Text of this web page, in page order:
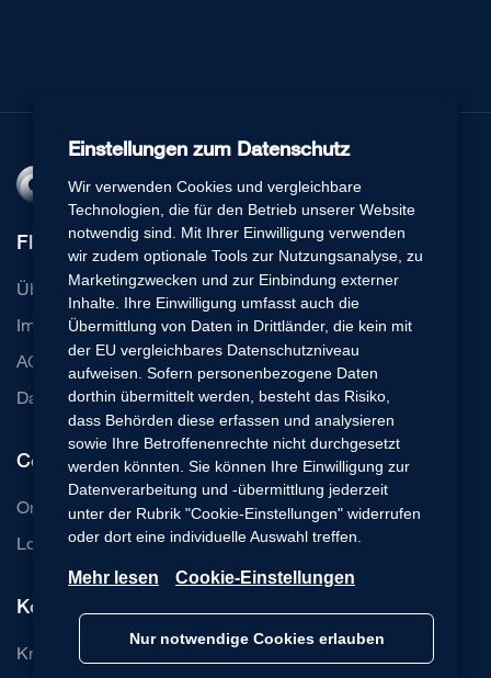
Flexperto
Über uns
Impressum
AGB
Datenschutz
Communication Cloud
Online Beratung Software
Login Basic-Edition
Kontakt
Knowledge Base
Einstellungen zum Datenschutz
Wir verwenden Cookies und vergleichbare
Technologien, die für den Betrieb unserer Website
notwendig sind. Mit Ihrer Einwilligung verwenden
wir zudem optionale Tools zur Nutzungsanalyse, zu
Marketingzwecken und zur Einbindung externer
Inhalte. Ihre Einwilligung umfasst auch die
Übermittlung von Daten in Drittländer, die kein mit
der EU vergleichbares Datenschutzniveau
aufweisen. Sofern personenbezogene Daten
dorthin übermittelt werden, besteht das Risiko,
dass Behörden diese erfassen und analysieren
sowie Ihre Betroffenenrechte nicht durchgesetzt
werden könnten. Sie können Ihre Einwilligung zur
Datenverarbeitung und -übermittlung jederzeit
unter der Rubrik "Cookie-Einstellungen" widerrufen
oder dort eine individuelle Auswahl treffen.
Mehr lesen Cookie-Einstellungen
Nur notwendige Cookies erlauben